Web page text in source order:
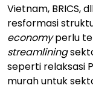
Vietnam, BRICS,
resformasi
economyperlu
streamlining
seperti relaksasi
murah untuk